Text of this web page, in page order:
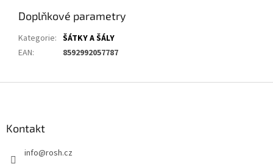
Doplňkové parametry
Kategorie: ŠÁTKY A ŠÁLY
EAN: 8592992057787
Kontakt
info@rosh.cz